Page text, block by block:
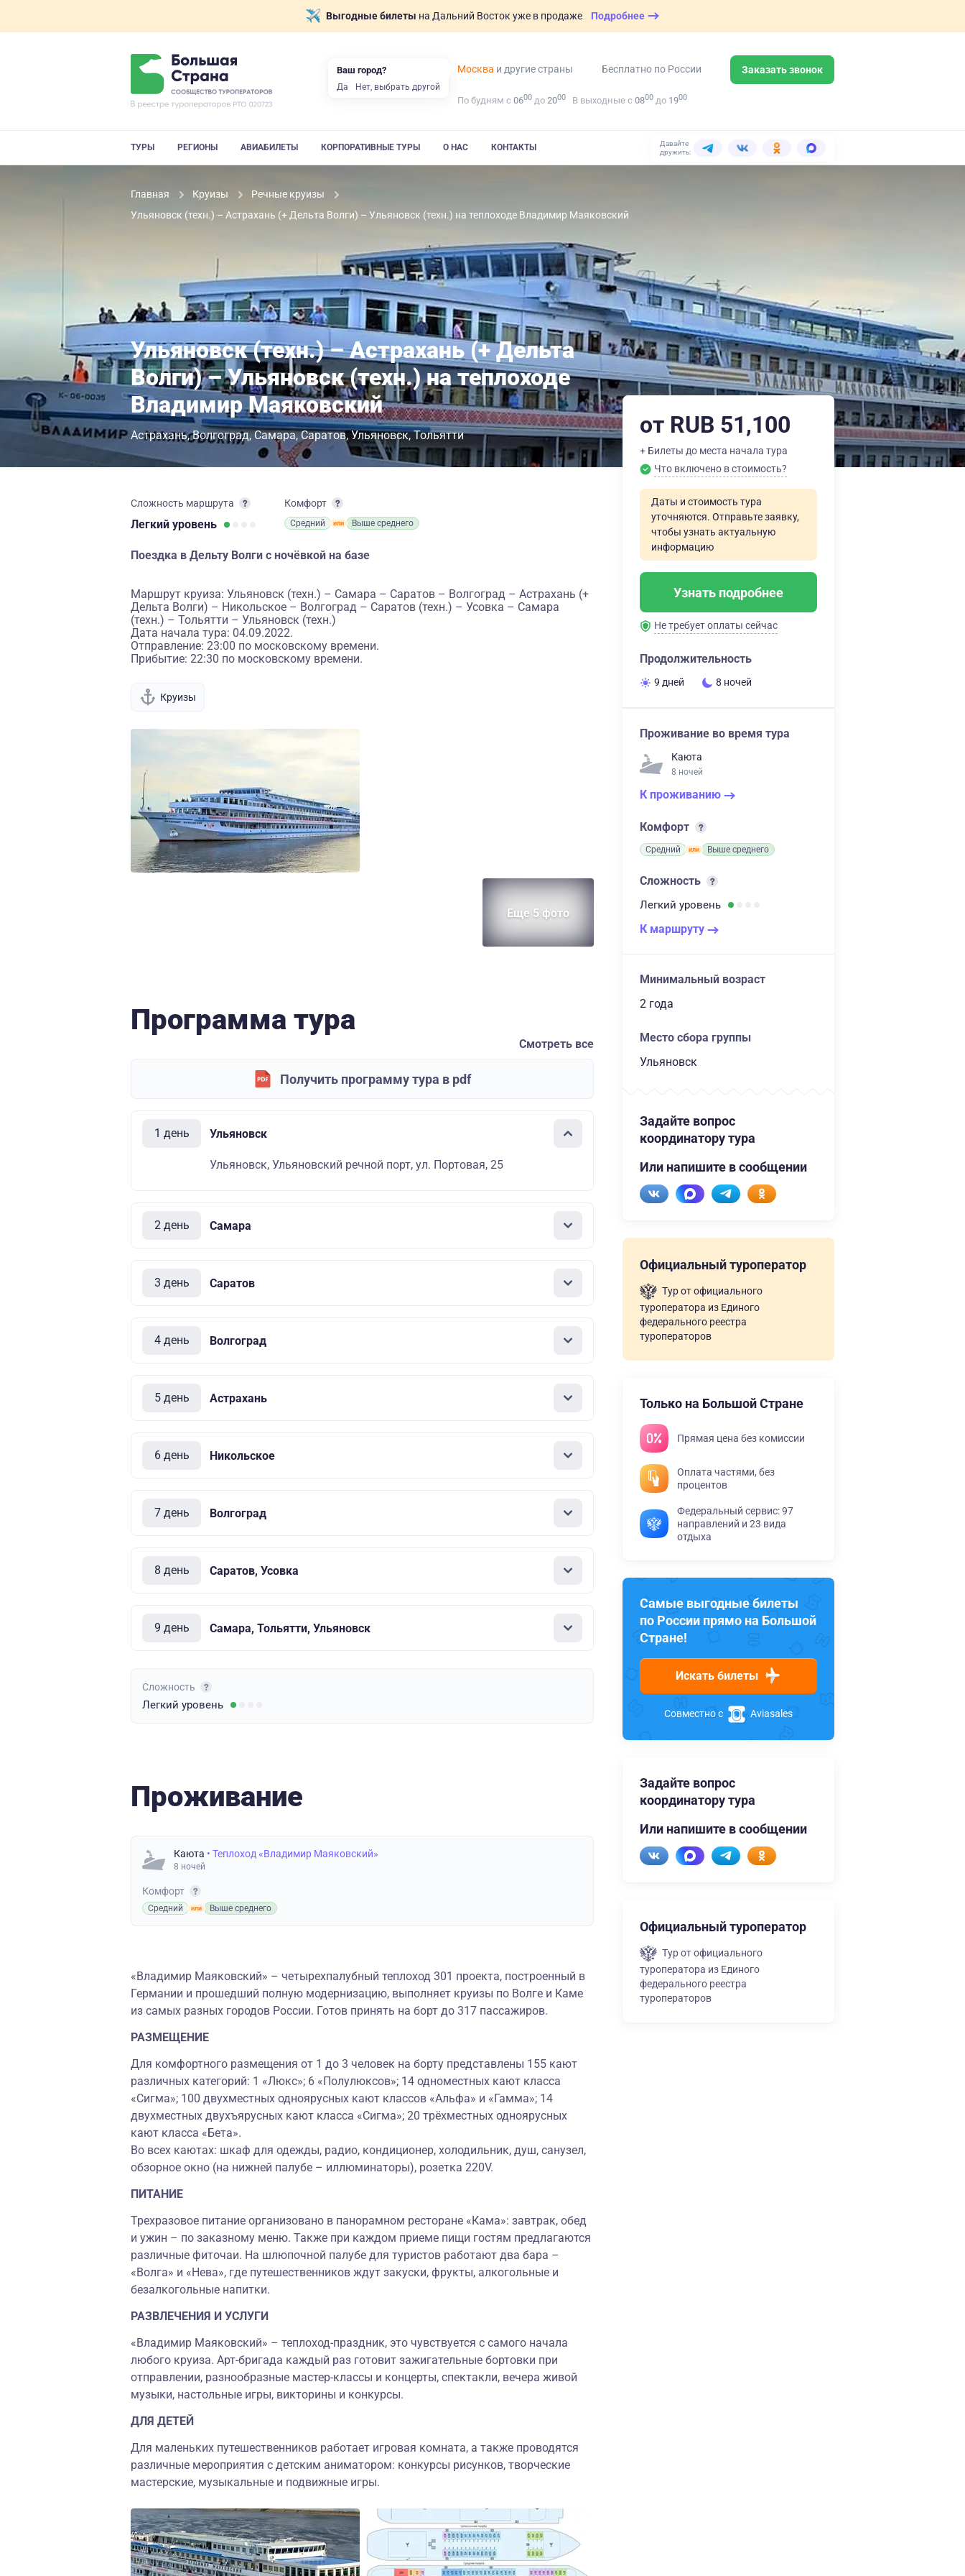
Выгодные билеты на Дальний Восток уже в продаже Подробнее
Москва и другие страны Бесплатно по России Заказать звонок
По будням с 0600 до 2000 В выходные с 0800 до 1900
ТУРЫ РЕГИОНЫ АВИАБИЛЕТЫ КОРПОРАТИВНЫЕ ТУРЫ О НАС КОНТАКТЫ
Давайте
дружить:
Главная Круизы
Речные круизы
Ульяновск (техн.) – Астрахань (+ Дельта Волги) – Ульяновск (техн.) на теплоходе Владимир Маяковский
Ульяновск (техн.) – Астрахань (+ Дельта
Волги) – Ульяновск (техн.) на теплоходе
Владимир Маяковский
Астрахань Волгоград Самара Саратов Ульяновск Тольятти
Сложность маршрута
Легкий уровень
Комфорт
Средний Выше среднего
Поездка в Дельту Волги с ночёвкой на базе
Маршрут круиза: Ульяновск (техн.) – Самара – Саратов – Волгоград – Астрахань (+
Дельта Волги) – Никольское – Волгоград – Саратов (техн.) – Усовка – Самара
(техн.) – Тольятти – Ульяновск (техн.)
Дата начала тура: 04.09.2022.
Отправление: 23:00 по московскому времени.
Прибытие: 22:30 по московскому времени.
Круизы
Еще 5 фото
Программа тура
Смотреть все
Получить программу тура в pdf
1 день Ульяновск
Ульяновск, Ульяновский речной порт, ул. Портовая, 25
2 день Самара
3 день Саратов
4 день Волгоград
5 день Астрахань
6 день Никольское
7 день Волгоград
8 день Саратов, Усовка
9 день Самара, Тольятти, Ульяновск
Сложность
Легкий уровень
Проживание
Каюта • Теплоход «Владимир Маяковский»
8 ночей
Комфорт
Средний Выше среднего
«Владимир Маяковский» – четырехпалубный теплоход 301 проекта, построенный в
Германии и прошедший полную модернизацию, выполняет круизы по Волге и Каме
из самых разных городов России. Готов принять на борт до 317 пассажиров.
РАЗМЕЩЕНИЕ
Для комфортного размещения от 1 до 3 человек на борту представлены 155 кают
различных категорий: 1 «Люкс»; 6 «Полулюксов»; 14 одноместных кают класса
«Сигма»; 100 двухместных одноярусных кают классов «Альфа» и «Гамма»; 14
двухместных двухъярусных кают класса «Сигма»; 20 трёхместных одноярусных
кают класса «Бета».
Во всех каютах: шкаф для одежды, радио, кондиционер, холодильник, душ, санузел,
обзорное окно (на нижней палубе – иллюминаторы), розетка 220V.
ПИТАНИЕ
Трехразовое питание организовано в панорамном ресторане «Кама»: завтрак, обед
и ужин – по заказному меню. Также при каждом приеме пищи гостям предлагаются
различные фиточаи. На шлюпочной палубе для туристов работают два бара –
«Волга» и «Нева», где путешественников ждут закуски, фрукты, алкогольные и
безалкогольные напитки.
РАЗВЛЕЧЕНИЯ И УСЛУГИ
«Владимир Маяковский» – теплоход-праздник, это чувствуется с самого начала
любого круиза. Арт-бригада каждый раз готовит зажигательные бортовки при
отправлении, разнообразные мастер-классы и концерты, спектакли, вечера живой
музыки, настольные игры, викторины и конкурсы.
ДЛЯ ДЕТЕЙ
Для маленьких путешественников работает игровая комната, а также проводятся
различные мероприятия с детским аниматором: конкурсы рисунков, творческие
мастерские, музыкальные и подвижные игры.
от RUB 51,100
+ Билеты до места начала тура
Что включено в стоимость?
Даты и стоимость тура
уточняются. Отправьте заявку,
чтобы узнать актуальную
информацию
Узнать подробнее
Не требует оплаты сейчас
Продолжительность
9 дней 8 ночей
Проживание во время тура
Каюта
8 ночей
К проживанию
Комфорт
Средний Выше среднего
Сложность
Легкий уровень
К маршруту
Минимальный возраст
2 года
Место сбора группы
Ульяновск
Задайте вопрос
координатору тура
Или напишите в сообщении
Официальный туроператор
Тур от официального
туроператора из Единого
федерального реестра
туроператоров
Только на Большой Стране
Прямая цена без комиссии
Оплата частями, без
процентов
Федеральный сервис: 97
направлений и 23 вида
отдыха
Самые выгодные билеты
по России прямо на Большой
Стране!
Искать билеты
Совместно с Aviasales
Задайте вопрос
координатору тура
Или напишите в сообщении
Официальный туроператор
Тур от официального
туроператора из Единого
федерального реестра
туроператоров
Ваш город?
Да Нет, выбрать другой